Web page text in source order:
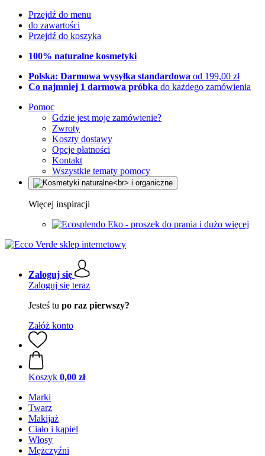
Przejdź do menu
do zawartości
Przejdź do koszyka
100% naturalne kosmetyki
Polska: Darmowa wysyłka standardowa od 199,00 zł
Co najmniej 1 darmowa próbka do każdego zamówienia
Pomoc
Gdzie jest moje zamówienie?
Zwroty
Koszty dostawy
Opcje płatności
Kontakt
Wszystkie tematy pomocy
Więcej inspiracji
Eko - proszek do prania i dużo więcej
Zaloguj się
Zaloguj się teraz
Jesteś tu po raz pierwszy?
Załóż konto
Koszyk 0,00 zł
Marki
Twarz
Makijaż
Ciało i kąpiel
Włosy
Mężczyźni